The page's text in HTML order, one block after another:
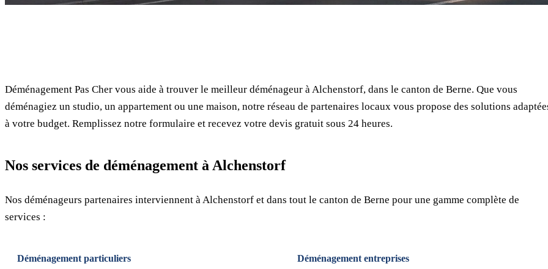
Déménagement Pas Cher vous aide à trouver le meilleur déménageur à Alchenstorf, dans le canton de Berne. Que vous
déménagiez un studio, un appartement ou une maison, notre réseau de partenaires locaux vous propose des solutions
à votre budget. Remplissez notre formulaire et recevez votre devis gratuit sous 24 heures.
Nos services de déménagement à Alchenstorf
Nos déménageurs partenaires interviennent à Alchenstorf et dans tout le canton de Berne pour une gamme complète de
services :
Déménagement particuliers Déménagement entreprises